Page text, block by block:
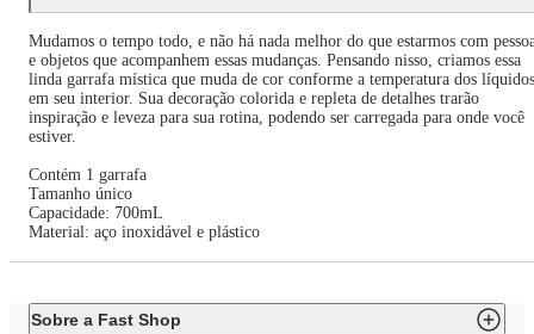
Mudamos o tempo todo, e não há nada melhor do que estarmos com
e objetos que acompanhem essas mudanças. Pensando nisso, criamos essa
linda garrafa mística que muda de cor conforme a temperatura dos líquidos
em seu interior. Sua decoração colorida e repleta de detalhes trarão
inspiração e leveza para sua rotina, podendo ser carregada para onde você
estiver.
Contém 1 garrafa
Tamanho único
Capacidade: 700mL
Material: aço inoxidável e plástico
Sobre a Fast Shop